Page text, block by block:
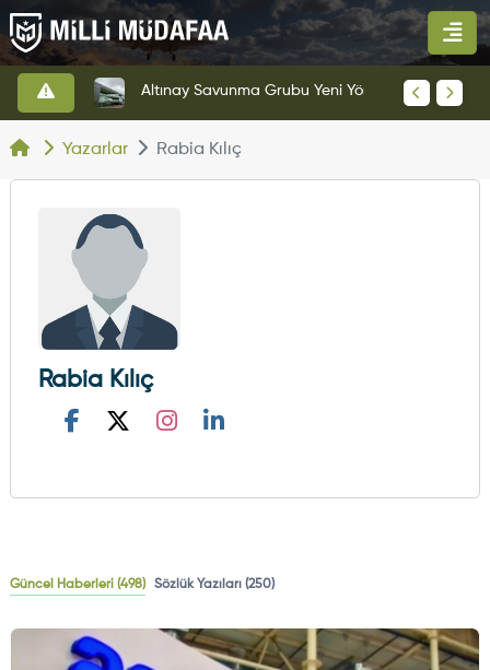
Yazarlar Rabia Kılıç
Rabia Kılıç
Güncel Haberleri (498) Sözlük Yazıları (250)